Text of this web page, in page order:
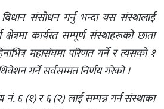
संसोधन गर्नु भन्दा यस संस्थालाई
कार्यरत सम्पूर्ण संस्थाहरूको छाता
महासंघमा परिणत गर्ने र त्यसको १
गर्ने सर्वसम्मत निर्णय गरेको ।
नं. ६ (१) र ६ (२) लाई सम्पन्न गर्न संस्थाका